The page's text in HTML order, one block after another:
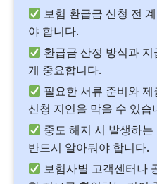
보험 환급금 신청 전
야 합니다.
환급금 산정 방식과
게 중요합니다.
필요한 서류 준비와
신청 지연을 막을 수 있습
중도 해지 시 발생하
반드시 알아둬야 합니다.
보험사별 고객센터나